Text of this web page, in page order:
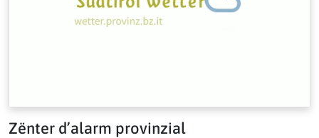
Zënter d’alarm provinzial